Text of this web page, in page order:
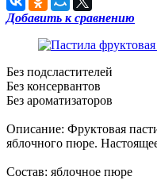
Добавить к сравнению
Без подсластителей
Без консервантов
Без ароматизаторов
Описание: Фруктовая
яблочного пюре.
Состав: яблочное пюре